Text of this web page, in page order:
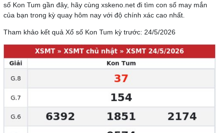
số Kon Tum gần đây, hãy cùng xskeno.net đi tìm con số may mắn
của bạn trong kỳ quay hôm nay với độ chính xác cao nhất.
Tham khảo kết quả Xổ số Kon Tum kỳ trước: 24/5/2026